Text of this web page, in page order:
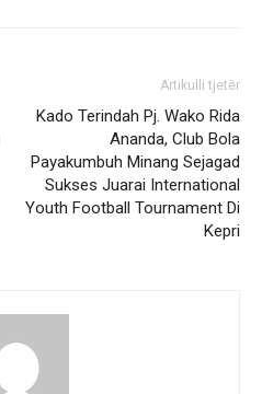
Artikulli tjetër
Kado Terindah Pj. Wako Rida
Ananda, Club Bola
Payakumbuh Minang Sejagad
Sukses Juarai International
Youth Football Tournament Di
Kepri